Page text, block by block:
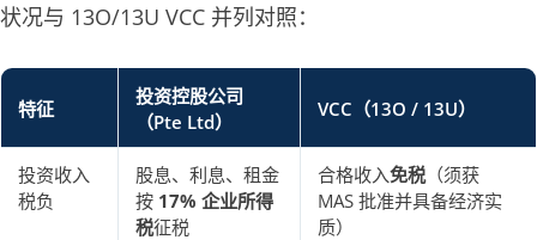
状况与 13O/13U VCC 并列对照：
特征
投资控股公司
（Pte Ltd）
VCC（13O / 13U）
投资收入
税负
股息、利息、租金
按 17% 企业所得
税征税
合格收入免税 （须获
MAS 批准并具备经济实
质）